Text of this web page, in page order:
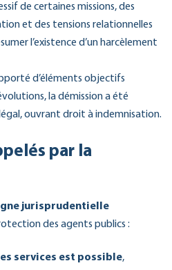
de certaines missions, des
et des tensions relationnelles
l’existence d’un harcèlement
d’éléments objectifs
la démission a été
ouvrant droit à indemnisation.
par la
jurisprudentielle
des agents publics :
services est possible,